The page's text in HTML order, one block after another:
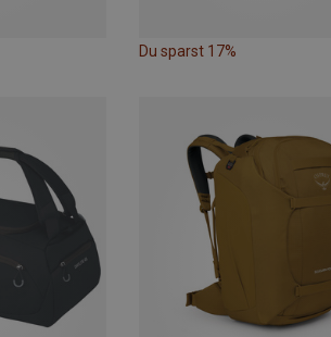
Du sparst 17%